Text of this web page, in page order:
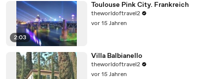
2:03
Toulouse Pink City. Frankreich
theworldoftravel2
vor 15 Jahren
Villa Balbianello
theworldoftravel2
vor 15 Jahren